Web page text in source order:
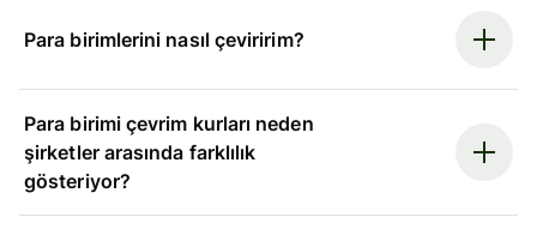
Para birimlerini nasıl çeviririm?
Para birimi çevrim kurları neden
şirketler arasında farklılık
gösteriyor?